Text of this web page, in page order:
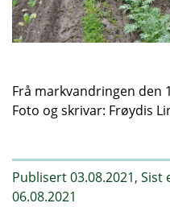
Frå markvandringen den
Foto og skrivar: Frøydis
Publisert 03.08.2021, Sist
06.08.2021